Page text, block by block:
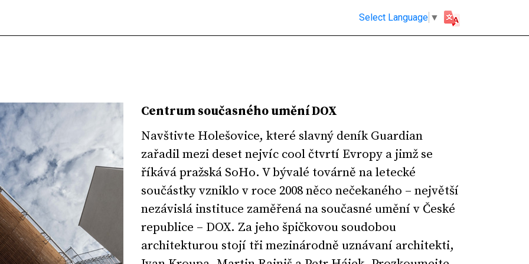
Select Language ▼
Centrum současného umění DOX
Navštivte Holešovice, které slavný deník Guardian
zařadil mezi deset nejvíc cool čtvrtí Evropy a jimž se
říkává pražská SoHo. V bývalé továrně na letecké
součástky vzniklo v roce 2008 něco nečekaného – největší
nezávislá instituce zaměřená na současné umění v České
republice – DOX. Za jeho špičkovou soudobou
architekturou stojí tři mezinárodně uznávaní architekti,